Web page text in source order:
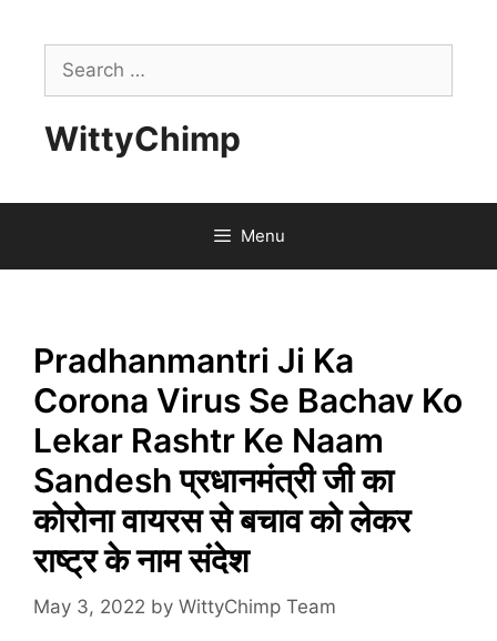
contentSearch
for:
WittyChimp
Menu
Pradhanmantri Ji Ka
Corona Virus Se Bachav Ko
Lekar Rashtr Ke Naam
Sandesh प्रधानमंत्री जी का
कोरोना वायरस से बचाव को लेकर
राष्ट्र के नाम संदेश
May 3, 2022 by WittyChimp Team